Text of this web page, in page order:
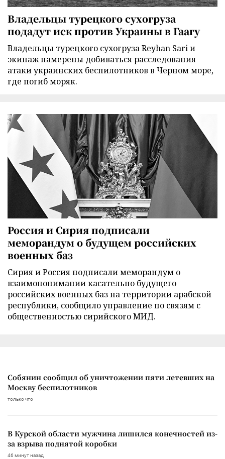
Владельцы турецкого сухогруза
подадут иск против Украины в Гаагу
Владельцы турецкого сухогруза Reyhan Sari и
экипаж намерены добиваться расследования
атаки украинских беспилотников в Черном море,
где погиб моряк.
Россия и Сирия подписали
меморандум о будущем российских
военных баз
Сирия и Россия подписали меморандум о
взаимопонимании касательно будущего
российских военных баз на территории арабской
республики, сообщило управление по связям с
общественностью сирийского МИД.
Собянин сообщил об уничтожении пяти летевших на
Москву беспилотников
только что
В Курской области мужчина лишился конечностей из-
за взрыва поднятой коробки
46 минут назад